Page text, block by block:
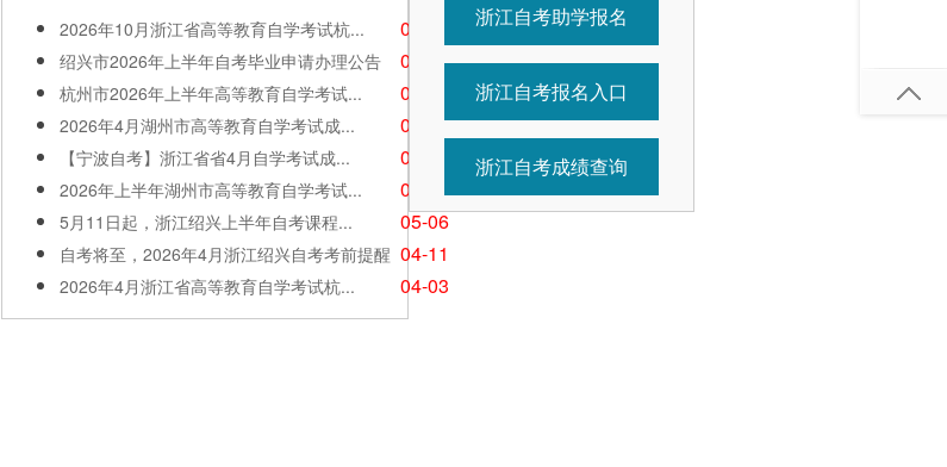
2026年10月浙江省高等教育自学考试杭... 07-01
绍兴市2026年上半年自考毕业申请办理公告 05-26
杭州市2026年上半年高等教育自学考试... 05-26
2026年4月湖州市高等教育自学考试成... 05-11
【宁波自考】浙江省省4月自学考试成... 05-11
2026年上半年湖州市高等教育自学考试... 05-07
5月11日起，浙江绍兴上半年自考课程... 05-06
自考将至，2026年4月浙江绍兴自考考前提醒 04-11
2026年4月浙江省高等教育自学考试杭... 04-03
浙江自考助学报名
浙江自考报名入口
浙江自考成绩查询